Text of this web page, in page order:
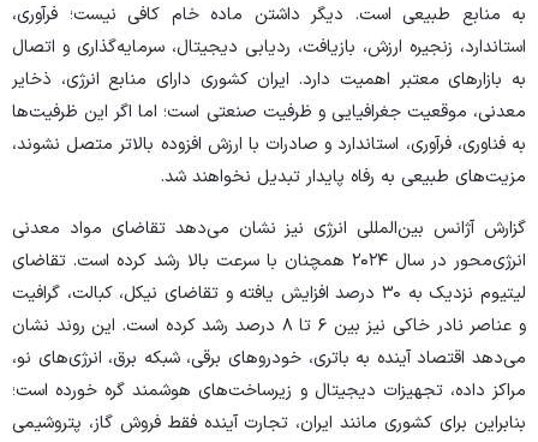
به منابع طبیعی است. دیگر داشتن ماده خام کافی نیست؛ فرآوری،
استاندارد، زنجیره ارزش، بازیافت، ردیابی دیجیتال، سرمایه‌گذاری و اتصال
به بازار‌های معتبر اهمیت دارد. ایران کشوری دارای منابع انرژی، ذخایر
معدنی، موقعیت جغرافیایی و ظرفیت صنعتی است؛ اما اگر این ظرفیت‌ها
به فناوری، فرآوری، استاندارد و صادرات با ارزش افزوده بالاتر متصل نشوند،
مزیت‌های طبیعی به رفاه پایدار تبدیل نخواهند شد.
گزارش آژانس بین‌المللی انرژی نیز نشان می‌دهد تقاضای مواد معدنی
انرژی‌محور در سال ۲۰۲۴ همچنان با سرعت بالا رشد کرده است. تقاضای
لیتیوم نزدیک به ۳۰ درصد افزایش یافته و تقاضای نیکل، کبالت، گرافیت
و عناصر نادر خاکی نیز بین ۶ تا ۸ درصد رشد کرده است. این روند نشان
می‌دهد اقتصاد آینده به باتری، خودرو‌های برقی، شبکه برق، انرژی‌های نو،
مراکز داده، تجهیزات دیجیتال و زیرساخت‌های هوشمند گره خورده است؛
بنابراین برای کشوری مانند ایران، تجارت آینده فقط فروش گاز، پتروشیمی